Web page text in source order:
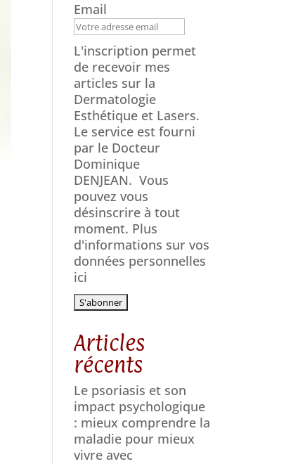
Email
L'inscription permet
de recevoir mes
articles sur la
Dermatologie
Esthétique et Lasers.
Le service est fourni
par le Docteur
Dominique
DENJEAN.Vous
pouvez vous
désinscrire à tout
moment. Plus
d'informations sur vos
données personnelles
ici
Articles
récents
Le psoriasis et son
impact psychologique
: mieux comprendre la
maladie pour mieux
vivre avec